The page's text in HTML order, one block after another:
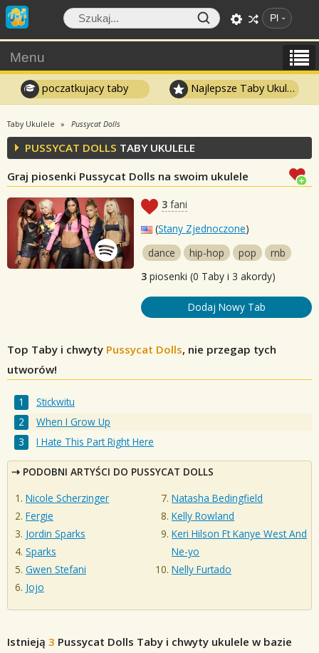
Pl
Menu
poczatkujacy taby Najlepsze Taby Ukulele
Taby Ukulele Pussycat Dolls
PUSSYCAT DOLLS TABY UKULELE
Graj piosenki Pussycat Dolls na swoim ukulele
3 fani
(Stany Zjednoczone)
dance
hip-hop pop
rnb
3 piosenki (0 Taby i 3 akordy)
Dodaj Nowy Tab
Top Taby i chwyty Pussycat Dolls, nie przegap tych
utworów!
Stickwitu
When I Grow Up
I Hate This Part Right Here
PODOBNI ARTYŚCI DO PUSSYCAT DOLLS
Nicole Scherzinger
Fergie
Jordin Sparks
Sparks
Gwen Stefani
Jojo
Natasha Bedingfield
Kelly Rowland
Keri Hilson Ft Kanye West And
Ne-yo
Nelly Furtado
Istnieją 3 Pussycat Dolls Taby i chwyty ukulele w bazie